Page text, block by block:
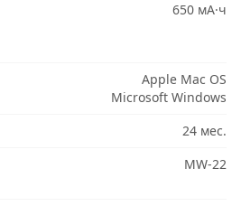
650 мА·ч
Apple Mac OS
Microsoft Windows
24 мес.
MW-22